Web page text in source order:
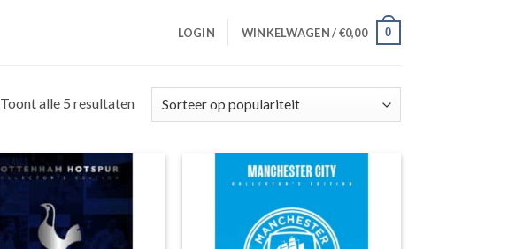
LOGIN WINKELWAGEN /€0,00 0
Toont alle 5 resultatenGesorteerd
Toevoegen
aan